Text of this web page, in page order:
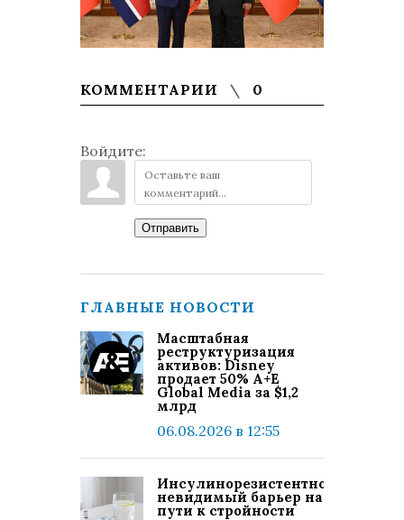
КОММЕНТАРИИ 0
Войдите:
Отправить
ГЛАВНЫЕ НОВОСТИ
Масштабная
реструктуризация
активов: Disney
продает 50% A+E
Global Media за $1,2
млрд
06.08.2026 в 12:55
Инсулинорезистентность:
невидимый барьер на
пути к стройности